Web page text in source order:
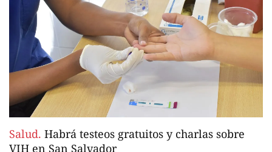
Salud. Habrá testeos gratuitos y charlas sobre
VIH en San Salvador